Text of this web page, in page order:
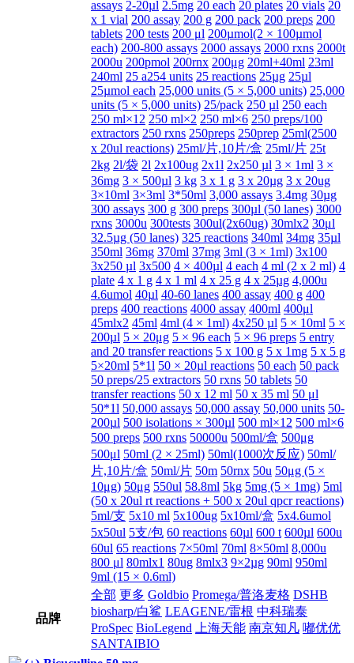
assays 2-20µl 2.5mg 20 each 20 plates 20 vials 20
x 1 vial 200 assay 200 g 200 pack 200 preps 200
tablets 200 tests 200 μl 200µmol(2 × 100µmol
each) 200-800 assays 2000 assays 2000 rxns 2000t
2000u 200pmol 200rnx 200μg 20ml+40ml 23ml
240ml 25 a254 units 25 reactions 25µg 25µl
25µmol each 25,000 units (5 × 5,000 units) 25,000
units (5 × 5,000 units) 25/pack 250 µl 250 each
250 ml×12 250 ml×2 250 ml×6 250 preps/100
extractors 250 rxns 250preps 250prep 25ml(2500
x 20ul reactions) 25ml/片,10片/盒 25ml/片 25t
2kg 2l/袋 2l 2x100ug 2x1l 2x250 µl 3 × 1ml 3 ×
36mg 3 × 500µl 3 kg 3 x 1 g 3 x 20µg 3 x 20ug
3×10ml 3×3ml 3*50ml 3,000 assays 3.4mg 30µg
300 assays 300 g 300 preps 300µl (50 lanes) 3000
rxns 3000u 300tests 300ul(2x60ug) 30mlx2 30μl
32.5µg (50 lanes) 325 reactions 340ml 34mg 35µl
350ml 36mg 370ml 37mg 3ml (3 × 1ml) 3x100
3x250 µl 3x500 4 × 400µl 4 each 4 ml (2 x 2 ml) 4
plate 4 x 1 g 4 x 1 ml 4 x 25 g 4 x 25µg 4,000u
4.6umol 40µl 40-60 lanes 400 assay 400 g 400
preps 400 reactions 4000 assay 400ml 400μl
45mlx2 45ml 4ml (4 × 1ml) 4x250 µl 5 × 10ml 5 ×
200µl 5 × 20μg 5 × 96 each 5 × 96 preps 5 entry
and 20 transfer reactions 5 x 100 g 5 x 1mg 5 x 5 g
5×20ml 5*1l 50 × 20µl reactions 50 each 50 pack
50 preps/25 extractors 50 rxns 50 tablets 50
transfer reactions 50 x 12 ml 50 x 35 ml 50 μl
50*1l 50,000 assays 50,000 assay 50,000 units 50-
200µl 500 isolations × 300µl 500 ml×12 500 ml×6
500 preps 500 rxns 50000u 500ml/盒 500μg
500μl 50ml (2 × 25ml) 50ml(1000次反应) 50ml/
片,10片/盒 50ml/片 50m 50rnx 50u 50μg (5 ×
10μg) 50μg 550ul 58.8ml 5kg 5mg (5 × 1mg) 5ml
(50 x 20ul rt reactions + 500 x 20ul qpcr reactions)
5ml/支 5x10 ml 5x100ug 5x10ml/盒 5x4.6umol
5x50ul 5支/包 60 reactions 60µl 600 t 600µl 600u
60ul 65 reactions 7×50ml 70ml 8×50ml 8,000u
800 μl 80mlx1 80ug 8mlx3 9×2µg 90ml 950ml
9ml (15 × 0.6ml)
品牌
全部 更多 Goldbio Promega/普洛麦格 DSHB
biosharp/白鲨 LEAGENE/雷根 中科瑞泰
ProSpec BioLegend 上海天能 南京知凡 嘟优优
SANTAIBIO